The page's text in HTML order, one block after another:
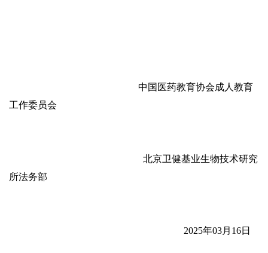
中国医药教育协会成人教育
工作委员会
北京卫健基业生物技术研究
所法务部
2025年03月16日